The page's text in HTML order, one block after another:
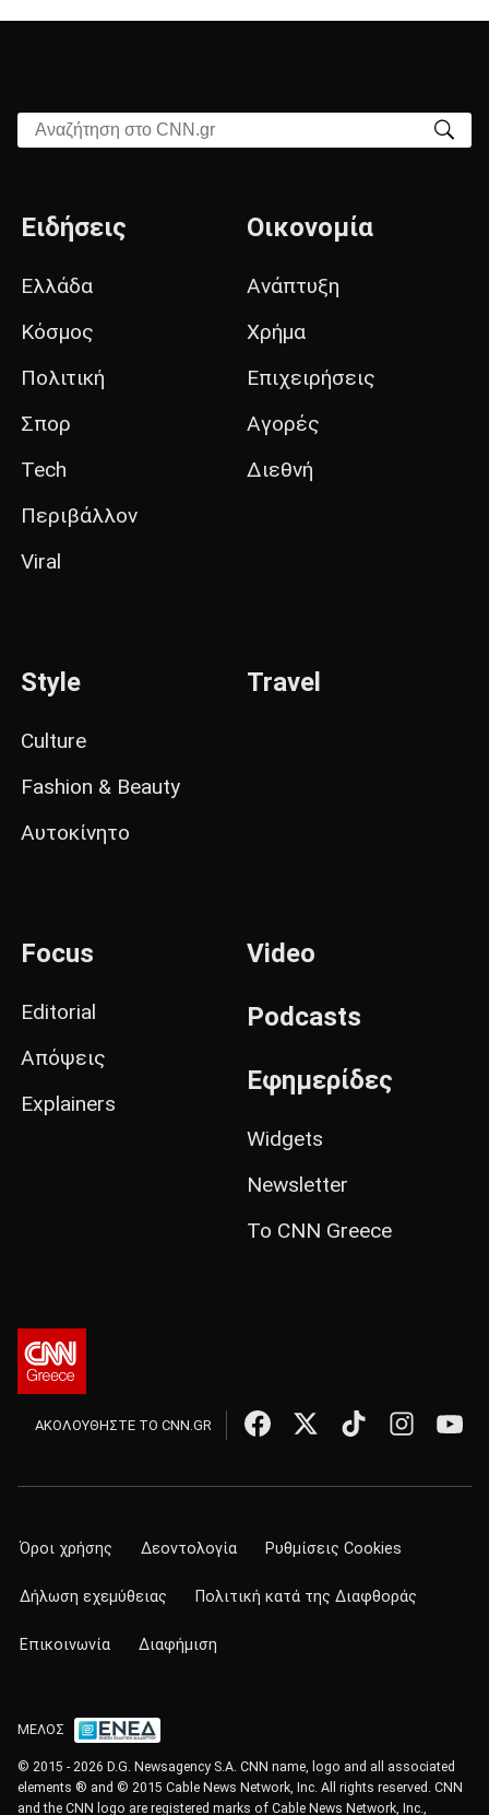
Αναζήτηση στο CNN.gr
Ειδήσεις
Ελλάδα
Κόσμος
Πολιτική
Σπορ
Tech
Περιβάλλον
Viral
Οικονομία
Ανάπτυξη
Χρήμα
Επιχειρήσεις
Αγορές
Διεθνή
Style
Culture
Fashion & Beauty
Αυτοκίνητο
Travel
Focus
Editorial
Απόψεις
Explainers
Video
Podcasts
Εφημερίδες
Widgets
Newsletter
Το CNN Greece
ΑΚΟΛΟΥΘΗΣΤΕ ΤΟ CNN.GR
Όροι χρήσης Δεοντολογία Ρυθμίσεις Cookies
Δήλωση εχεμύθειας Πολιτική κατά της Διαφθοράς
Επικοινωνία Διαφήμιση
ΜΕΛΟΣ
© 2015 - 2026 D.G. Newsagency S.A. CNN name, logo and all associated
elements ® and © 2015 Cable News Network, Inc. All rights reserved. CNN
and the CNN logo are registered marks of Cable News Network, Inc.,